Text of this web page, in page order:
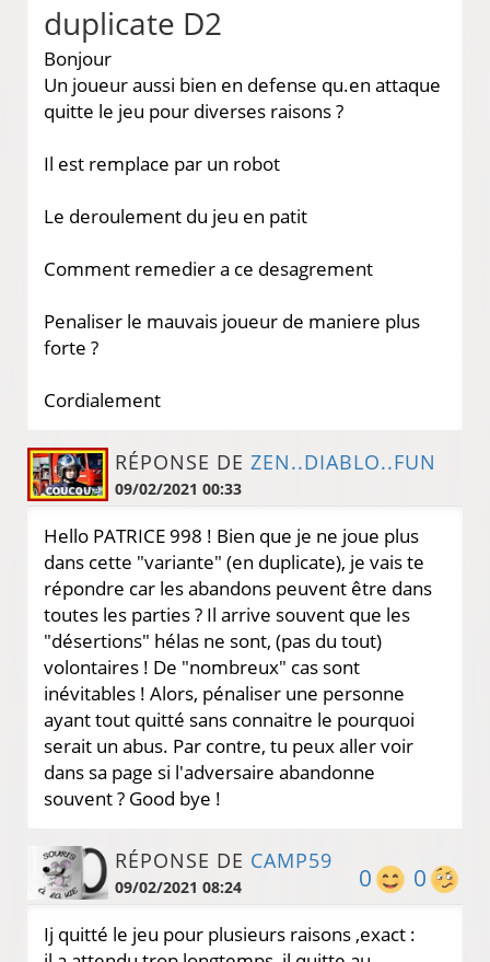
duplicate D2
Bonjour
Un joueur aussi bien en defense qu.en attaque
quitte le jeu pour diverses raisons ?
Il est remplace par un robot
Le deroulement du jeu en patit
Comment remedier a ce desagrement
Penaliser le mauvais joueur de maniere plus
forte ?
Cordialement
RÉPONSE DE ZEN..DIABLO..FUN
09/02/2021 00:33
Hello PATRICE 998 ! Bien que je ne joue plus
dans cette "variante" (en duplicate), je vais te
répondre car les abandons peuvent être dans
toutes les parties ? Il arrive souvent que les
"désertions" hélas ne sont, (pas du tout)
volontaires ! De "nombreux" cas sont
inévitables ! Alors, pénaliser une personne
ayant tout quitté sans connaitre le pourquoi
serait un abus. Par contre, tu peux aller voir
dans sa page si l'adversaire abandonne
souvent ? Good bye !
0
0
RÉPONSE DE CAMP59
09/02/2021 08:24
Ij quitté le jeu pour plusieurs raisons ,exact :